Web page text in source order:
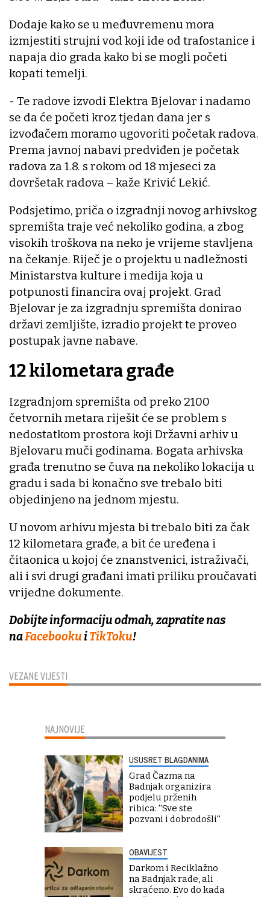
VEZANE VIJESTI
Dodaje kako se u međuvremenu mora
izmjestiti strujni vod koji ide od trafostanice i
napaja dio grada kako bi se mogli početi
kopati temelji.
- Te radove izvodi Elektra Bjelovar i nadamo
se da će početi kroz tjedan dana jer s
izvođačem moramo ugovoriti početak radova.
Prema javnoj nabavi predviđen je početak
radova za 1.8. s rokom od 18 mjeseci za
dovršetak radova – kaže Krivić Lekić.
Podsjetimo, priča o izgradnji novog arhivskog
spremišta traje već nekoliko godina, a zbog
visokih troškova na neko je vrijeme stavljena
na čekanje. Riječ je o projektu u nadležnosti
Ministarstva kulture i medija koja u
potpunosti financira ovaj projekt. Grad
Bjelovar je za izgradnju spremišta donirao
državi zemljište, izradio projekt te proveo
postupak javne nabave.
12 kilometara građe
Izgradnjom spremišta od preko 2100
četvornih metara riješit će se problem s
nedostatkom prostora koji Državni arhiv u
Bjelovaru muči godinama. Bogata arhivska
građa trenutno se čuva na nekoliko lokacija u
gradu i sada bi konačno sve trebalo biti
objedinjeno na jednom mjestu.
U novom arhivu mjesta bi trebalo biti za čak
12 kilometara građe, a bit će uređena i
čitaonica u kojoj će znanstvenici, istraživači,
ali i svi drugi građani imati priliku proučavati
vrijedne dokumente.
Dobijte informaciju odmah, zapratite nas
naFacebookuiTikToku!
NAJNOVIJE
USUSRET BLAGDANIMA
Grad Čazma na
Badnjak organizira
podjelu prženih
ribica: ''Sve ste
pozvani i dobrodošli''
OBAVIJEST
Darkom i Reciklažno
na Badnjak rade, ali
skraćeno. Evo do kada